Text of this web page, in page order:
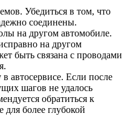
Убедиться в том, что
соединены.
на другом автомобиле.
на другом
быть связана с проводами
автосервисе. Если после
шагов не удалось
обратиться к
для более глубокой